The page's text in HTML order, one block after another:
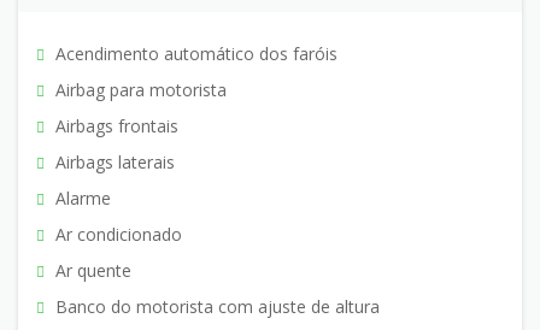
Acendimento automático dos faróis
Airbag para motorista
Airbags frontais
Airbags laterais
Alarme
Ar condicionado
Ar quente
Banco do motorista com ajuste de altura